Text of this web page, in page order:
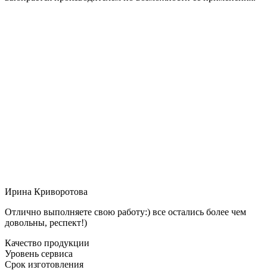
Ирина Криворотова
Отлично выполняете свою работу:) все остались более чем
довольны, респект!)
Качество продукции
Уровень сервиса
Срок изготовления